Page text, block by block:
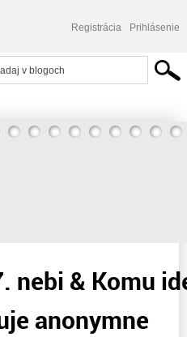
Registrácia Prihlásenie
len o darovanie, daruje anonymne
nebi & Komu
anonymne